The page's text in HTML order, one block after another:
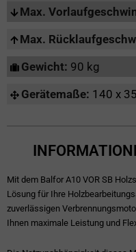
Max.
Max.
Gewicht: 90 kg
Gerätemaße: 140 x
Mit dem Balfor A10 VOR SB
Lösung für Ihre
zuverlässigen
Ihnen maximale Leistung und